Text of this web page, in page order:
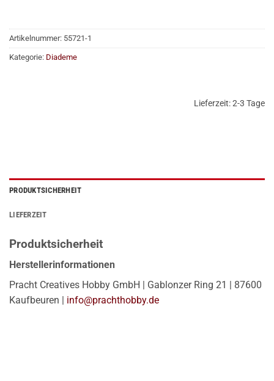
Artikelnummer: 55721-1
Kategorie: Diademe
Lieferzeit:2-3 Tage
PRODUKTSICHERHEIT
LIEFERZEIT
Produktsicherheit
Herstellerinformationen
Pracht Creatives Hobby GmbH | Gablonzer Ring 21 | 87600
Kaufbeuren | info@prachthobby.de